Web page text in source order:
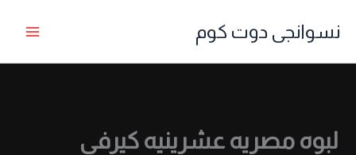
نسوانجى دوت كوم
لبوه مصريه عشرينيه كيرفى